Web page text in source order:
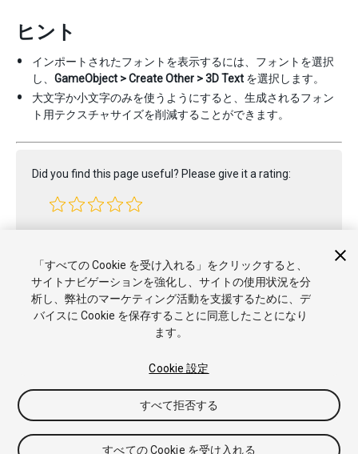
ヒント
インポートされたフォントを表示するには、フォントを選択
し、 GameObject > Create Other > 3D Text を選択します。
大文字か小文字のみを使うようにすると、生成されるフォン
ト用テクスチャサイズを削減することができます。
Did you find this page useful? Please give it a rating:
Copyright © 2017 Unity Technologies. Publication 2017.2
チュートリアル
ナレッジベース
ッキー
私の個人情報を販売または共有しない
「すべての Cookie を受け入れる」をクリックすると、
サイトナビゲーションを強化し、サイトの使用状況を分
析し、弊社のマーケティング活動を支援するために、デ
バイスに Cookie を保存することに同意したことになり
ます。
Cookie 設定
すべて拒否する
すべての Cookie を受け入れる